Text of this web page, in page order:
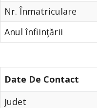
Nr. Înmatriculare
Anul înfiinţării
Date De Contact
Judet